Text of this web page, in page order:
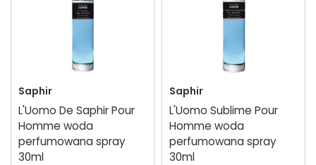
Saphir
L'Uomo De Saphir Pour
Homme woda
perfumowana spray
30ml
Saphir
L'Uomo Sublime Pour
Homme woda
perfumowana spray
30ml